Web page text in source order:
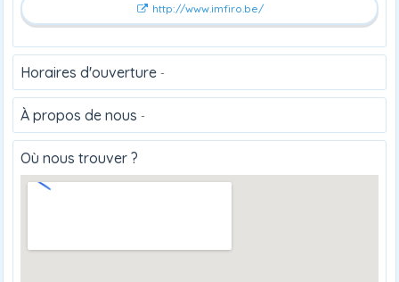
http://www.imfiro.be/
Horaires d'ouverture -
À propos de nous -
Où nous trouver ?